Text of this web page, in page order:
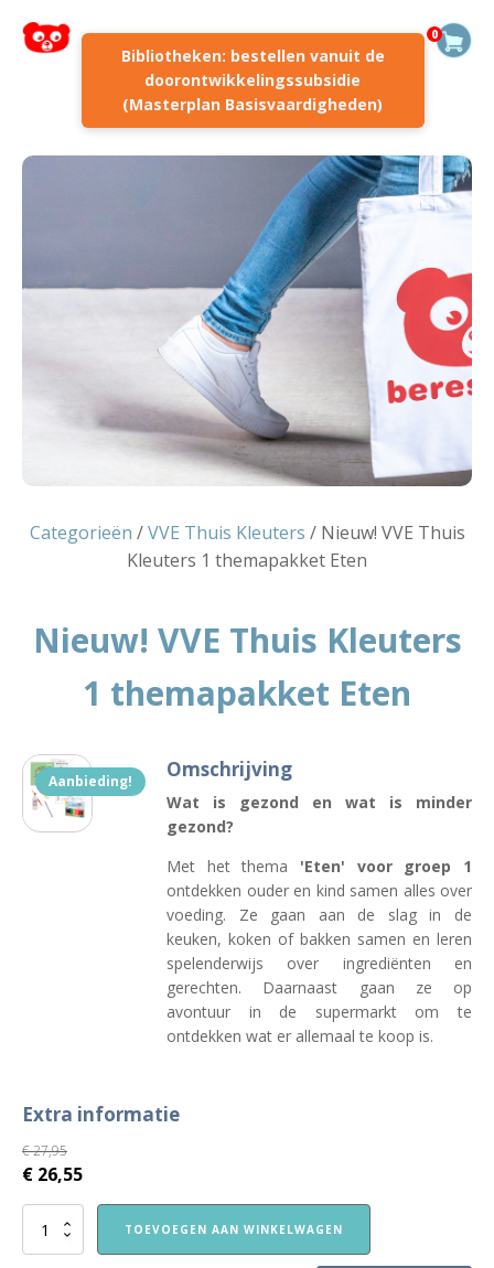
Bibliotheken: bestellen vanuit de
doorontwikkelingssubsidie
(Masterplan Basisvaardigheden)
0
Categorieën /VVE Thuis Kleuters / Nieuw! VVE Thuis
Kleuters 1 themapakket Eten
Nieuw! VVE Thuis Kleuters
1 themapakket Eten
Aanbieding! Omschrijving
Wat is gezond en wat is minder
gezond?
Met het thema 'Eten' voor groep 1
ontdekken ouder en kind samen alles over
voeding. Ze gaan aan de slag in de
keuken, koken of bakken samen en leren
spelenderwijs over ingrediënten en
gerechten. Daarnaast gaan ze op
avontuur in de supermarkt om te
ontdekken wat er allemaal te koop is.
Extra informatie
€27,95
€ 26,55
Nieuw!
TOEVOEGEN AAN WINKELWAGEN